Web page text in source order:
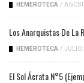
HEMEROTECA /
Los Anarquistas De La
HEMEROTECA / JULIO
El Sol Ácrata N°5